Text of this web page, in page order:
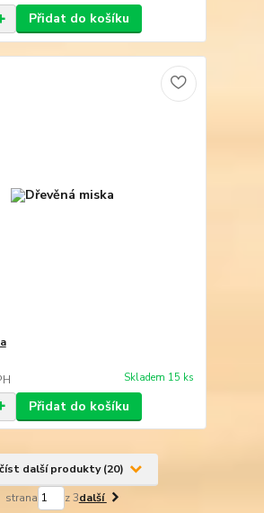
Přidat do košíku
Skladem 15 ks
Přidat do košíku
další produkty (20)
strana z 3další